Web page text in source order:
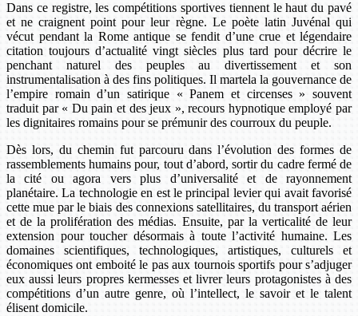
Dans ce registre, les compétitions sportives tiennent le haut du pavé
et ne craignent point pour leur règne. Le poète latin Juvénal qui
vécut pendant la Rome antique se fendit d’une crue et légendaire
citation toujours d’actualité vingt siècles plus tard pour décrire le
penchant naturel des peuples au divertissement et son
instrumentalisation à des fins politiques. Il martela la gouvernance de
l’empire romain d’un satirique « Panem et circenses » souvent
traduit par « Du pain et des jeux », recours hypnotique employé par
les dignitaires romains pour se prémunir des courroux du peuple.
Dès lors, du chemin fut parcouru dans l’évolution des formes de
rassemblements humains pour, tout d’abord, sortir du cadre fermé de
la cité ou agora vers plus d’universalité et de rayonnement
planétaire. La technologie en est le principal levier qui avait favorisé
cette mue par le biais des connexions satellitaires, du transport aérien
et de la prolifération des médias. Ensuite, par la verticalité de leur
extension pour toucher désormais à toute l’activité humaine. Les
domaines scientifiques, technologiques, artistiques, culturels et
économiques ont emboité le pas aux tournois sportifs pour s’adjuger
eux aussi leurs propres kermesses et livrer leurs protagonistes à des
compétitions d’un autre genre, où l’intellect, le savoir et le talent
élisent domicile.